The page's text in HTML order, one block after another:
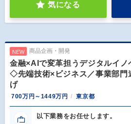
気になる
NEW 商品企画・開発
金融×AIで変革担うデジタルイノ
◇先端技術×ビジネス／事業部門
げ
700万円～1449万円 東京都
以下業務をお任せします。